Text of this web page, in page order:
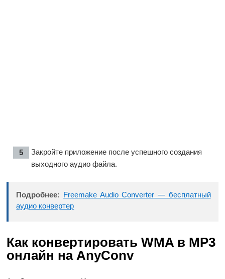
Закройте приложение после успешного создания
выходного аудио файла.
Подробнее: Freemake Audio Converter — бесплатный
аудио конвертер
Как конвертировать WMA в MP3
онлайн на AnyConv